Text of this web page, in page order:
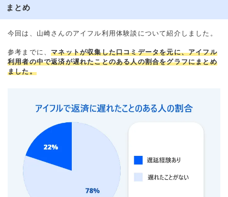
まとめ
今回は、山崎さんのアイフル利用体験談について紹介しました。
参考までに、マネットが収集した口コミデータを元に、アイフル
利用者の中で返済が遅れたことのある人の割合をグラフにまとめ
ました。